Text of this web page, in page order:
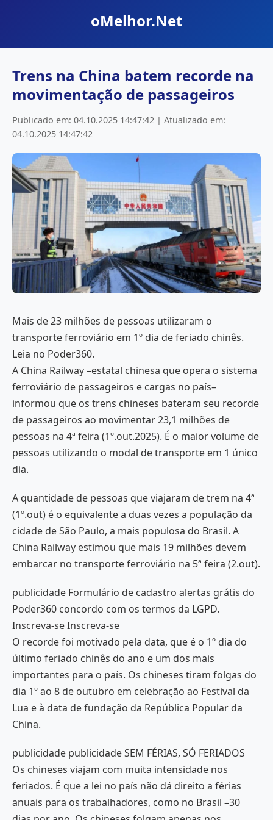
oMelhor.Net
Trens na China batem recorde na
movimentação de passageiros
Publicado em: 04.10.2025 14:47:42 | Atualizado em:
04.10.2025 14:47:42
Mais de 23 milhões de pessoas utilizaram o
transporte ferroviário em 1º dia de feriado chinês.
Leia no Poder360.
A China Railway –estatal chinesa que opera o sistema
ferroviário de passageiros e cargas no país–
informou que os trens chineses bateram seu recorde
de passageiros ao movimentar 23,1 milhões de
pessoas na 4ª feira (1º.out.2025). É o maior volume de
pessoas utilizando o modal de transporte em 1 único
dia.
A quantidade de pessoas que viajaram de trem na 4ª
(1º.out) é o equivalente a duas vezes a população da
cidade de São Paulo, a mais populosa do Brasil. A
China Railway estimou que mais 19 milhões devem
embarcar no transporte ferroviário na 5ª feira (2.out).
publicidade Formulário de cadastro alertas grátis do
Poder360 concordo com os termos da LGPD.
Inscreva-se Inscreva-se
O recorde foi motivado pela data, que é o 1º dia do
último feriado chinês do ano e um dos mais
importantes para o país. Os chineses tiram folgas do
dia 1º ao 8 de outubro em celebração ao Festival da
Lua e à data de fundação da República Popular da
China.
publicidade publicidade SEM FÉRIAS, SÓ FERIADOS
Os chineses viajam com muita intensidade nos
feriados. É que a lei no país não dá direito a férias
anuais para os trabalhadores, como no Brasil –30